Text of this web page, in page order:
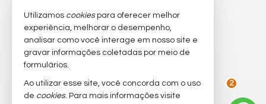
cadastre seu imóvel
imóveis favoritos
mapa de imóveis
2
Utilizamos cookiespara oferecer melhor
experiência, melhorar o desempenho,
analisar como você interage em nosso site e
gravar informações coletadas por meio de
formulários.
Ao utilizar esse site, você concorda com o uso
de cookies. Para mais informações visite